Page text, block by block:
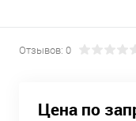
Отзывов: 0
Цена по